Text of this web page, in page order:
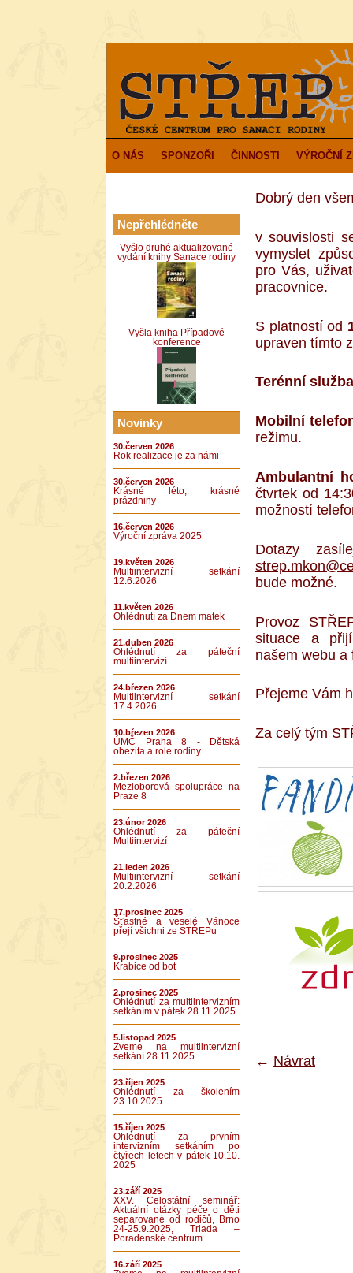
O NÁS SPONZOŘI ČINNOSTI VÝROČNÍ
Nepřehlédněte
Vyšlo druhé aktualizované
vydání knihy Sanace rodiny
Vyšla kniha Případové
konference
Novinky
30.červen 2026
Rok realizace je za námi
30.červen 2026
Krásné léto, krásné
prázdniny
16.červen 2026
Výroční zpráva 2025
19.květen 2026
Multiintervizní setkání
12.6.2026
11.květen 2026
Ohlédnutí za Dnem matek
21.duben 2026
Ohlédnutí za páteční
multiintervizí
24.březen 2026
Multiintervizní setkání
17.4.2026
10.březen 2026
ÚMČ Praha 8 - Dětská
obezita a role rodiny
2.březen 2026
Mezioborová spolupráce na
Praze 8
23.únor 2026
Ohlédnutí za páteční
Multiintervizí
21.leden 2026
Multiintervizní setkání
20.2.2026
17.prosinec 2025
Šťastné a veselé Vánoce
přejí všichni ze STŘEPu
9.prosinec 2025
Krabice od bot
2.prosinec 2025
Ohlédnutí za multiintervizním
setkáním v pátek 28.11.2025
5.listopad 2025
Zveme na multiintervizní
setkání 28.11.2025
23.říjen 2025
Ohlédnutí za školením
23.10.2025
15.říjen 2025
Ohlédnutí za prvním
intervizním setkáním po
čtyřech letech v pátek 10.10.
2025
23.září 2025
XXV. Celostátní seminář:
Aktuální otázky péče o děti
separované od rodičů, Brno
24-25.9.2025, Triada –
Poradenské centrum
16.září 2025
Dobrý den
v souvislosti
vymyslet
pro Vás,
pracovnice.
S platností od
upraven tímto
Terénní služba
Mobilní
režimu.
Ambulantní
čtvrtek od
možností
Dotazy
bude možné.
Provoz
situace a
našem webu a
Přejeme Vám
Za celý tým
← Návrat